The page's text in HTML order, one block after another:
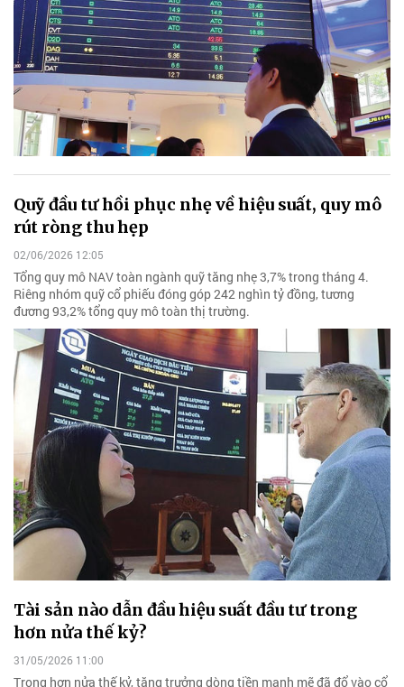
Quỹ đầu tư hồi phục nhẹ về hiệu suất, quy mô
rút ròng thu hẹp
02/06/2026 12:05
Tổng quy mô NAV toàn ngành quỹ tăng nhẹ 3,7% trong tháng 4.
Riêng nhóm quỹ cổ phiếu đóng góp 242 nghìn tỷ đồng, tương
đương 93,2% tổng quy mô toàn thị trường.
Tài sản nào dẫn đầu hiệu suất đầu tư trong
hơn nửa thế kỷ?
31/05/2026 11:00
Trong hơn nửa thế kỷ, tăng trưởng dòng tiền mạnh mẽ đã đổ vào cổ